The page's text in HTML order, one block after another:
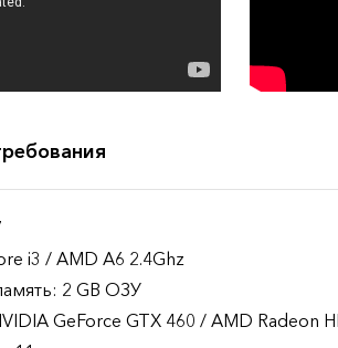
i3 / AMD A6 2.4Ghz
2 GB ОЗУ
GeForce GTX 460 / AMD Radeon